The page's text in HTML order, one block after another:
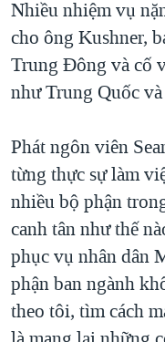
Nhiều nhiệm vụ
cho ông Kushner,
Trung Ðông và cố
như Trung Quốc
Phát ngôn viên
từng thực sự làm
nhiều bộ phận
canh tân như thế
phục vụ nhân dân
phận ban ngành
theo tôi, tìm cách